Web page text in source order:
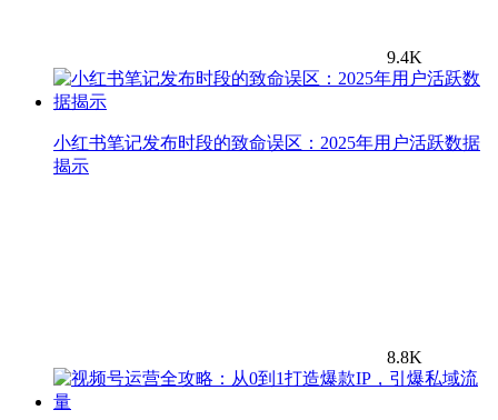
9.4K
小红书笔记发布时段的致命误区：2025年用户活跃数据
揭示
8.8K